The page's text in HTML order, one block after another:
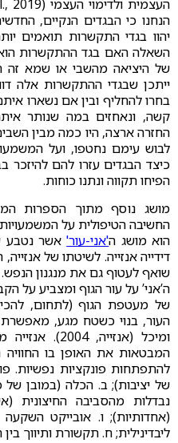
הנחנו כי הבגדים הנקיים,
יהוו בגדי התקשרות תואמים
השאלה האם בגד ההתקשרות
של היציאה מהשבי או שמא זה
ייתכן שבגדי ההתקשרות אלה
בחרו להחליף ובין אם נשארו
קשה, ונאחזים במה שנותר
החזרה ארצה, היו כמה מבין
לבוש עימם נחטפו, ועל
כיצד הבגדים עזרו להם להיזכר
הפיחו תקווה ונתנו כוחות.
מושג נוסף מתוך הספרות
החשיבה הטיפולית על
הוא מושג ה'אני-עור'אשר נטבע
דידייה אנזייה. לשיטתו של
שואף לעטוף גם את מנגנון
ה’אני’ על עור הגוף ומצביע על
של מעטפת הגוף (לתחום,
העור, בנוי כשטח מגע,
ומיכל
המבטאות את האופן בו
להתפתחות פונקציות נפשיות.
של יציבות); ב. הכלה (במובן של
נבדלות מהסביבה החיצונית
(אחדותיות); ו. אובייקט השקעה
ליבדינילית; ח. תקשורת ותיווך בין